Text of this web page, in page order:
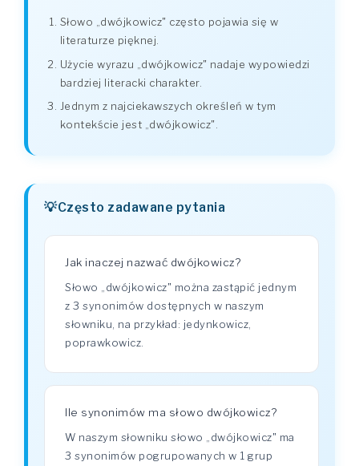
Słowo „dwójkowicz" często pojawia się w
literaturze pięknej.
Użycie wyrazu „dwójkowicz" nadaje wypowiedzi
bardziej literacki charakter.
Jednym z najciekawszych określeń w tym
kontekście jest „dwójkowicz".
Często zadawane pytania
Jak inaczej nazwać dwójkowicz?
Słowo „dwójkowicz" można zastąpić jednym
z 3 synonimów dostępnych w naszym
słowniku, na przykład: jedynkowicz,
poprawkowicz.
Ile synonimów ma słowo dwójkowicz?
W naszym słowniku słowo „dwójkowicz" ma
3 synonimów pogrupowanych w 1 grup